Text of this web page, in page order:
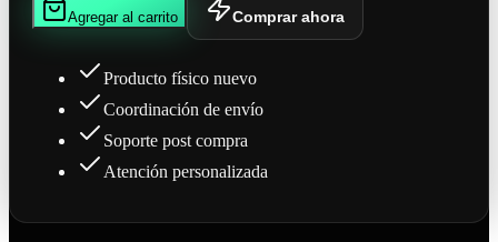
Agregar al carrito Comprar ahora
Producto físico nuevo
Coordinación de envío
Soporte post compra
Atención personalizada